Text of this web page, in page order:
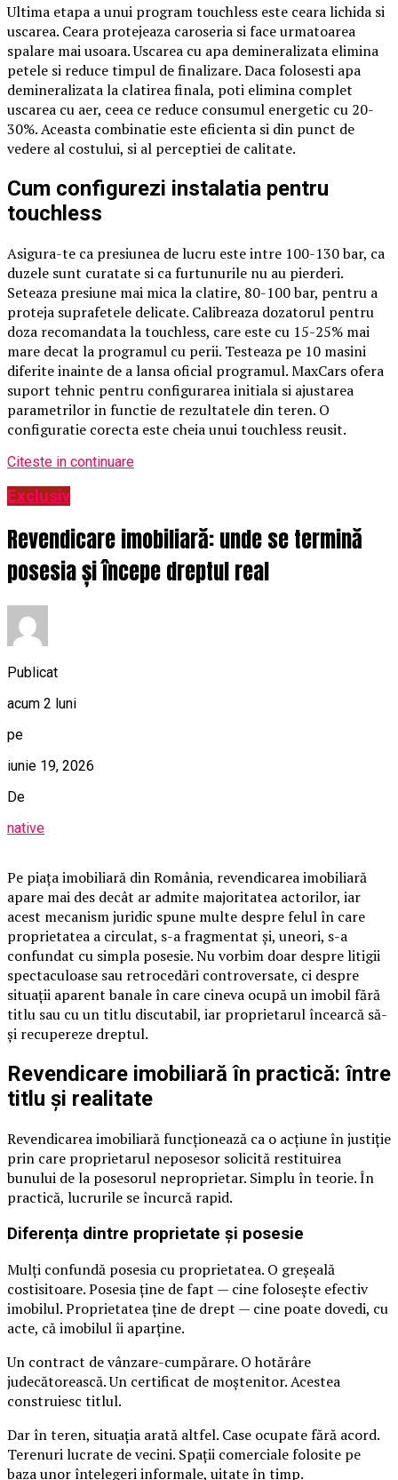
Ultima etapa a unui program touchless este ceara lichida si
uscarea. Ceara protejeaza caroseria si face urmatoarea
spalare mai usoara. Uscarea cu apa demineralizata elimina
petele si reduce timpul de finalizare. Daca folosesti apa
demineralizata la clatirea finala, poti elimina complet
uscarea cu aer, ceea ce reduce consumul energetic cu 20-
30%. Aceasta combinatie este eficienta si din punct de
vedere al costului, si al perceptiei de calitate.
Cum configurezi instalatia pentru
touchless
Asigura-te ca presiunea de lucru este intre 100-130 bar, ca
duzele sunt curatate si ca furtunurile nu au pierderi.
Seteaza presiune mai mica la clatire, 80-100 bar, pentru a
proteja suprafetele delicate. Calibreaza dozatorul pentru
doza recomandata la touchless, care este cu 15-25% mai
mare decat la programul cu perii. Testeaza pe 10 masini
diferite inainte de a lansa oficial programul. MaxCars ofera
suport tehnic pentru configurarea initiala si ajustarea
parametrilor in functie de rezultatele din teren. O
configuratie corecta este cheia unui touchless reusit.
Citeste in continuare
Exclusiv
Revendicare imobiliară: unde se termină
posesia și începe dreptul real
Publicat
acum 2 luni
pe
iunie 19, 2026
De
native
Pe piața imobiliară din România, revendicarea imobiliară
apare mai des decât ar admite majoritatea actorilor, iar
acest mecanism juridic spune multe despre felul în care
proprietatea a circulat, s-a fragmentat și, uneori, s-a
confundat cu simpla posesie. Nu vorbim doar despre litigii
spectaculoase sau retrocedări controversate, ci despre
situații aparent banale în care cineva ocupă un imobil fără
titlu sau cu un titlu discutabil, iar proprietarul încearcă să-
și recupereze dreptul.
Revendicare imobiliară în practică: între
titlu și realitate
Revendicarea imobiliară funcționează ca o acțiune în justiție
prin care proprietarul neposesor solicită restituirea
bunului de la posesorul neproprietar. Simplu în teorie. În
practică, lucrurile se încurcă rapid.
Diferența dintre proprietate și posesie
Mulți confundă posesia cu proprietatea. O greșeală
costisitoare. Posesia ține de fapt — cine folosește efectiv
imobilul. Proprietatea ține de drept — cine poate dovedi, cu
acte, că imobilul îi aparține.
Un contract de vânzare-cumpărare. O hotărâre
judecătorească. Un certificat de moștenitor. Acestea
construiesc titlul.
Dar în teren, situația arată altfel. Case ocupate fără acord.
Terenuri lucrate de vecini. Spații comerciale folosite pe
baza unor înțelegeri informale, uitate în timp.